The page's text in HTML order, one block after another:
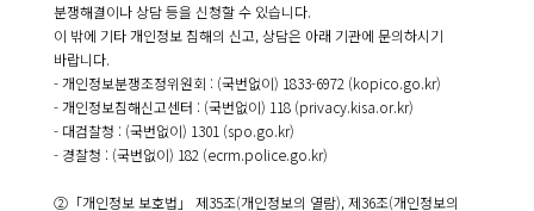
분쟁해결이나 상담 등을 신청할 수 있습니다.
이 밖에 기타 개인정보 침해의 신고, 상담은 아래 기관에 문의하시기
바랍니다.
- 개인정보분쟁조정위원회 : (국번없이) 1833-6972 (kopico.go.kr)
- 개인정보침해신고센터 : (국번없이) 118 (privacy.kisa.or.kr)
- 대검찰청 : (국번없이) 1301 (spo.go.kr)
- 경찰청 : (국번없이) 182 (ecrm.police.go.kr)
②「개인정보 보호법」 제35조(개인정보의 열람), 제36조(개인정보의